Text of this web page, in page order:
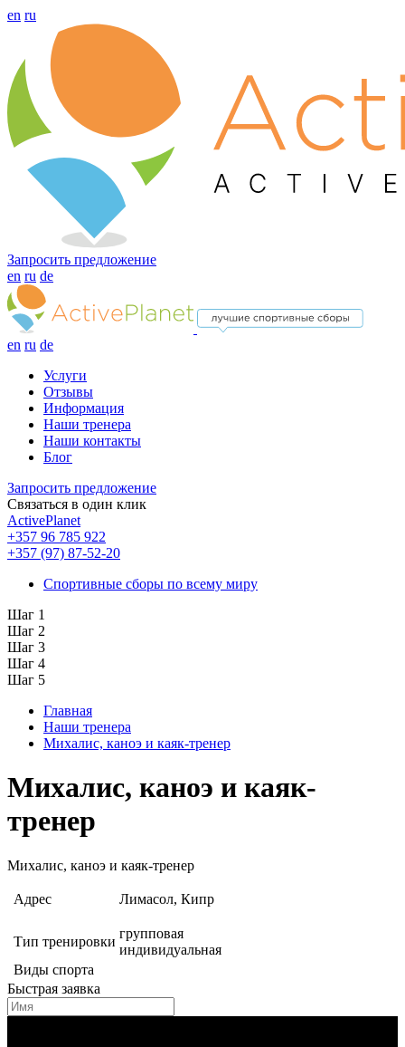
en ru
Запросить предложение
en ru de
en ru de
Услуги
Отзывы
Информация
Наши тренера
Наши контакты
Блог
Запросить предложение
Связаться в один клик
ActivePlanet
+357 96 785 922
+357 (97) 87-52-20
Спортивные сборы по всему миру
Шаг 1
Шаг 2
Шаг 3
Шаг 4
Шаг 5
Главная
Наши тренера
Михалис, каноэ и каяк-тренер
Михалис, каноэ и каяк-
тренер
Михалис, каноэ и каяк-тренер
Адрес Лимасол, Кипр
Тип тренировки
групповая
индивидуальная
Виды спорта
Быстрая заявка